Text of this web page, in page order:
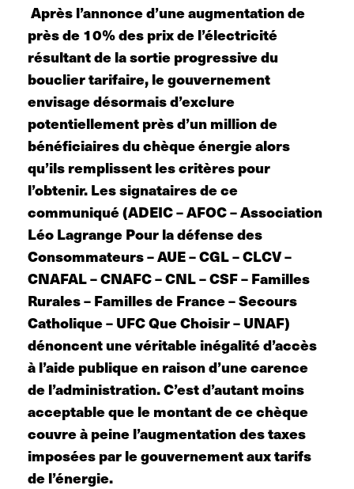
Après l’annonce d’une augmentation de
près de 10% des prix de l’électricité
résultant de la sortie progressive du
bouclier tarifaire, le gouvernement
envisage désormais d’exclure
potentiellement près d’un million de
bénéficiaires du chèque énergie alors
qu’ils remplissent les critères pour
l’obtenir. Les signataires de ce
communiqué (ADEIC – AFOC – Association
Léo Lagrange Pour la défense des
Consommateurs – AUE – CGL – CLCV –
CNAFAL – CNAFC – CNL – CSF – Familles
Rurales – Familles de France – Secours
Catholique – UFC Que Choisir – UNAF)
dénoncent une véritable inégalité d’accès
à l’aide publique en raison d’une carence
de l’administration. C’est d’autant moins
acceptable que le montant de ce chèque
couvre à peine l’augmentation des taxes
imposées par le gouvernement aux tarifs
de l’énergie.